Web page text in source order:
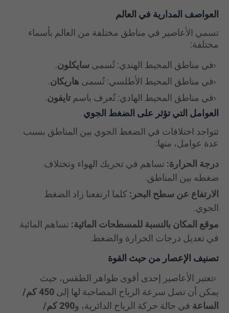
العواصف المدارية في العالم
تسمي الأعاصير في مناطق مختلفة من العالم بأسماء
مختلفة:
في مناطق المحيط الهندي: تُسمى سايكلون.
في مناطق المحيط الأطلسي: تُسمى هاريكان.
في مناطق المحيط الهادي: تُعرف باسم تايفون.
العوامل التي تؤثر على الضغط الجوي
تتواجد اختلافات في الضغط الجوي بين المناطق بسبب
عدة عوامل، منها:
درجة الحرارة: تساهم في تحريك الهواء وتختلاف
ضغطه بين المناطق.
الارتفاع عن سطح البحر: كلما ارتفعنا زاد الضغط
الجوي.
موقع المكان بالنسبة للمسطحات المائية: تساهم المائية
في تعديل درجات الحرارة والضغط.
تصنيف الإعصار من حيث القوة
تعتبر الأعاصير إحدى أقوى ظواهر الطقس، حيث
يمكن أن تصل سرعة الرياح المصاحبة لها إلى
450 كم/
الساعة في حالة حركة الرياح الدائرية، و
290 كم/